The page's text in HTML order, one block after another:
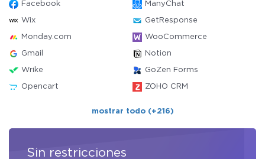
Facebook ManyChat
Wix GetResponse
Monday.com WooCommerce
Gmail Notion
Wrike GoZen Forms
Opencart ZOHO CRM
mostrar todo (+216)
Sin restricciones